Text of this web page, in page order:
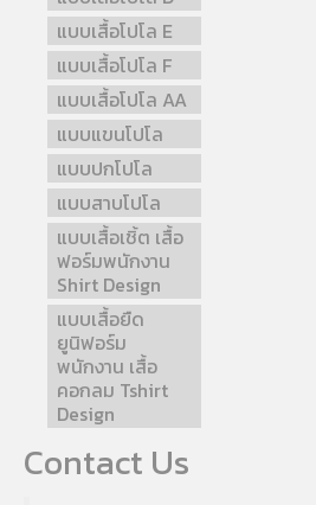
แบบเสื้อโปโล E
แบบเสื้อโปโล F
แบบเสื้อโปโล AA
แบบแขนโปโล
แบบปกโปโล
แบบสาบโปโล
แบบเสื้อเชิ้ต เสื้อ
ฟอร์มพนักงาน
Shirt Design
แบบเสื้อยืด
ยูนิฟอร์ม
พนักงาน เสื้อ
คอกลม Tshirt
Design
Contact Us